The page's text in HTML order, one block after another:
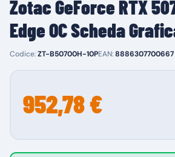
Zotac GeForce RTX
Edge OC Scheda
Codice:ZT-B50700H-10PEAN:8886307700667
952,78 €